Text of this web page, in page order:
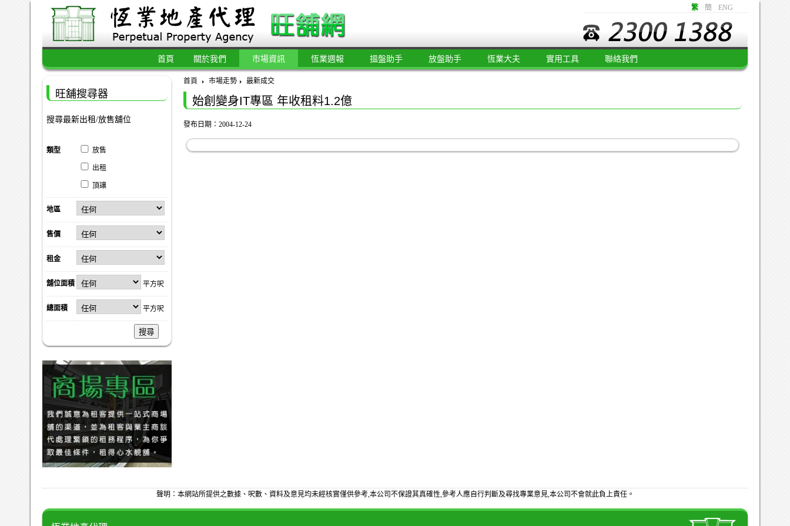
繁 簡 ENG
首頁 關於我們 市場資訊 恆業週報 搵盤助手 放盤助手 恆業大夫 實用工具 聯絡我們
首頁 市場走勢 最新成交
始創變身IT專區 年收租料1.2億
發布日期：2004-12-24
旺舖搜尋器
搜尋最新出租/放售舖位
類型 放售
出租
頂讓
地區
售價
租金
舖位面積 平方呎
總面積 平方呎
搜尋
聲明：本網站所提供之數據、呎數、資料及意見均未經核實僅供參考,本公司不保證其真確性,參考人應自行判斷及尋找專業意見,本公司不會就此負上責任。